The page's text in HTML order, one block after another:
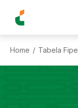
Home / Tabela Fipe